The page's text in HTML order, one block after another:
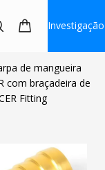
Investigação
de mangueira
com braçadeira de
Fitting